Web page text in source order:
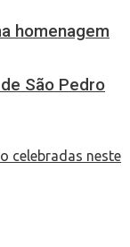
homenagem
São Pedro